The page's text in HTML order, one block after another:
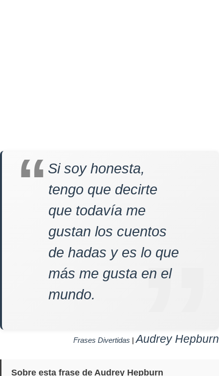
Si soy honesta,
tengo que decirte
que todavía me
gustan los cuentos
de hadas y es lo que
más me gusta en el
mundo.
Frases Divertidas |Audrey Hepburn
Sobre esta frase de Audrey Hepburn